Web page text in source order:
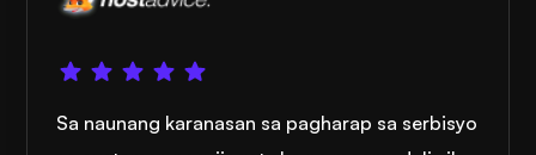
Sa naunang karanasan sa pagharap sa serbisyo